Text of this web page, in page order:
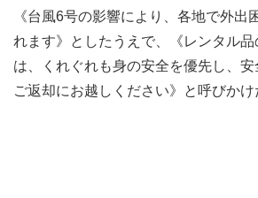
《台風6号の影響により、各地で外出
れます》としたうえで、《レンタル
は、くれぐれも身の安全を優先し、
ご返却にお越しください》と呼びかけ